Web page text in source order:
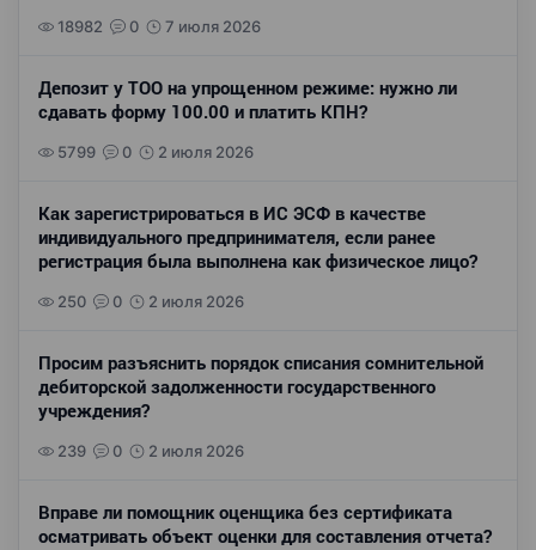
18982 0 7 июля 2026
Депозит у ТОО на упрощенном режиме: нужно ли
сдавать форму 100.00 и платить КПН?
5799 0 2 июля 2026
Как зарегистрироваться в ИС ЭСФ в качестве
индивидуального предпринимателя, если ранее
регистрация была выполнена как физическое лицо?
250 0 2 июля 2026
Просим разъяснить порядок списания сомнительной
дебиторской задолженности государственного
учреждения?
239 0 2 июля 2026
Вправе ли помощник оценщика без сертификата
осматривать объект оценки для составления отчета?